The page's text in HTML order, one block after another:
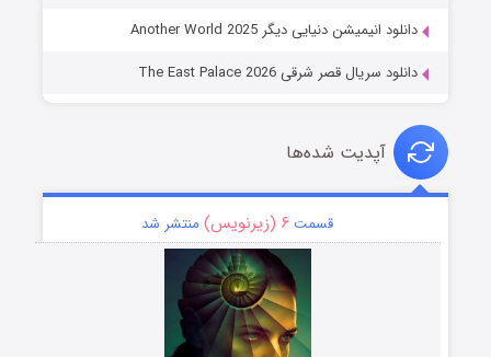
دانلود انیمیشن دنیایی دیگر Another World 2025
دانلود سریال قصر شرقی The East Palace 2026
آپدیت شده‌ها
قسمت ۶ (زیرنویس) منتشر شد